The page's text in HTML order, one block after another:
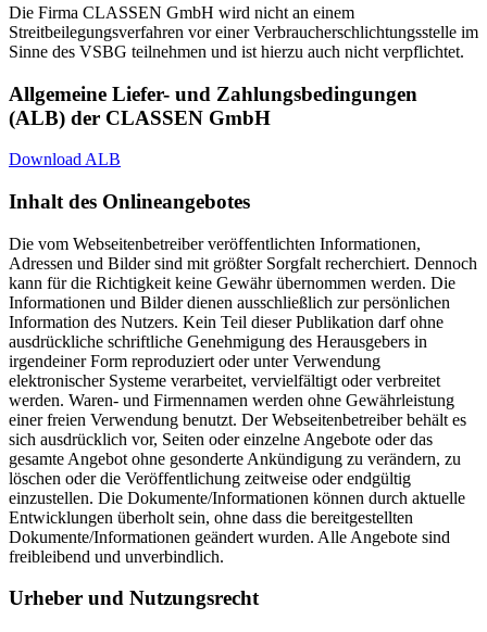
Die Firma CLASSEN GmbH wird nicht an einem
Streitbeilegungsverfahren vor einer Verbraucherschlichtungsstelle im
Sinne des VSBG teilnehmen und ist hierzu auch nicht verpflichtet.
Allgemeine Liefer- und Zahlungsbedingungen
(ALB) der CLASSEN GmbH
Download ALB
Inhalt des Onlineangebotes
Die vom Webseitenbetreiber veröffentlichten Informationen,
Adressen und Bilder sind mit größter Sorgfalt recherchiert. Dennoch
kann für die Richtigkeit keine Gewähr übernommen werden. Die
Informationen und Bilder dienen ausschließlich zur persönlichen
Information des Nutzers. Kein Teil dieser Publikation darf ohne
ausdrückliche schriftliche Genehmigung des Herausgebers in
irgendeiner Form reproduziert oder unter Verwendung
elektronischer Systeme verarbeitet, vervielfältigt oder verbreitet
werden. Waren- und Firmennamen werden ohne Gewährleistung
einer freien Verwendung benutzt. Der Webseitenbetreiber behält es
sich ausdrücklich vor, Seiten oder einzelne Angebote oder das
gesamte Angebot ohne gesonderte Ankündigung zu verändern, zu
löschen oder die Veröffentlichung zeitweise oder endgültig
einzustellen. Die Dokumente/Informationen können durch aktuelle
Entwicklungen überholt sein, ohne dass die bereitgestellten
Dokumente/Informationen geändert wurden. Alle Angebote sind
freibleibend und unverbindlich.
Urheber und Nutzungsrecht